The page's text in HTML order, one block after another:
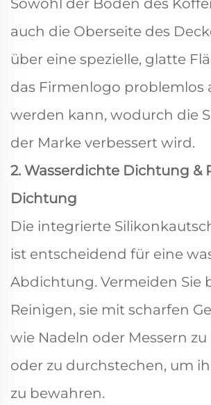
Sowohl der Boden des
auch die Oberseite des
über eine spezielle, glatte
das Firmenlogo problemlos
werden kann, wodurch die
der Marke verbessert wird.
2. Wasserdichte Dichtung &
Dichtung
Die integrierte
ist entscheidend für eine
Abdichtung. Vermeiden Sie
Reinigen, sie mit scharfen
wie Nadeln oder Messern zu
oder zu durchstechen, um
zu bewahren.